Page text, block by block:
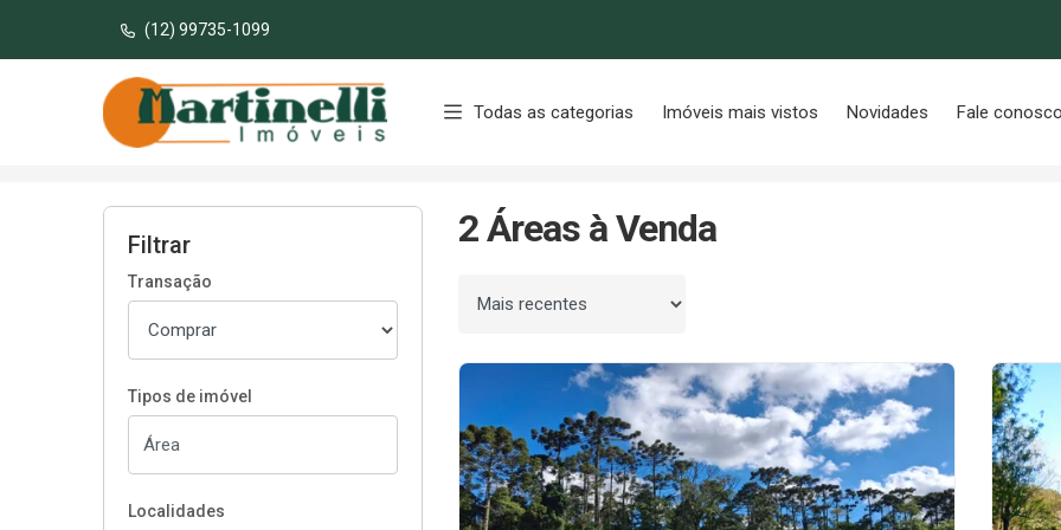
(12) 99735-1099
Página inicial
Todas as categorias Imóveis mais vistos Novidades Fale conosco
Filtrar
Transação
Tipos de imóvel
Localidades
2 Áreas à Venda
Ordenar por